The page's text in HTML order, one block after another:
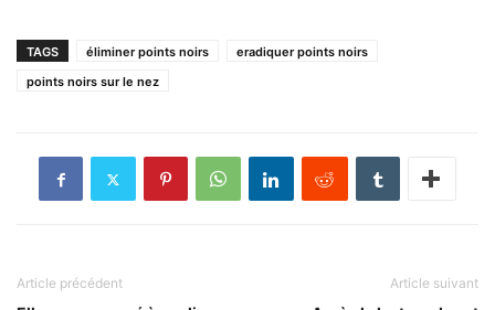
TAGS éliminer points noirs
eradiquer points noirs
points noirs sur le nez
Article précédent Article suivant